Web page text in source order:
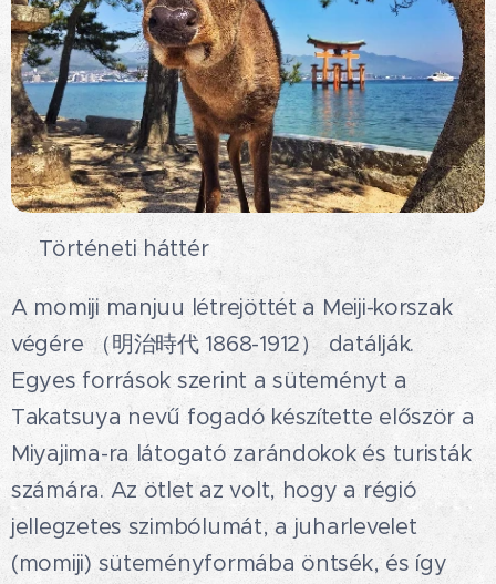
🍁Történeti háttér
A momiji manjuu létrejöttét a Meiji-korszak
végére （明治時代 1868-1912） datálják.
Egyes források szerint a süteményt a
Takatsuya nevű fogadó készítette először a
Miyajima-ra látogató zarándokok és turisták
számára. Az ötlet az volt, hogy a régió
jellegzetes szimbólumát, a juharlevelet
(momiji) süteményformába öntsék, és így